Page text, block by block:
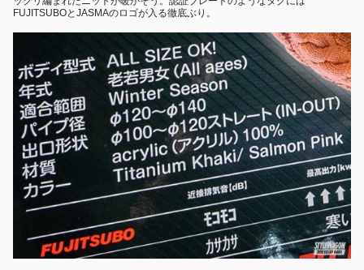
FUJITSUBOとJASMAのロゴが入る徹底ぶり。